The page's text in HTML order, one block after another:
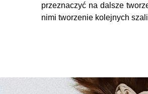
przeznaczyć na dalsze
nimi tworzenie kolejnych